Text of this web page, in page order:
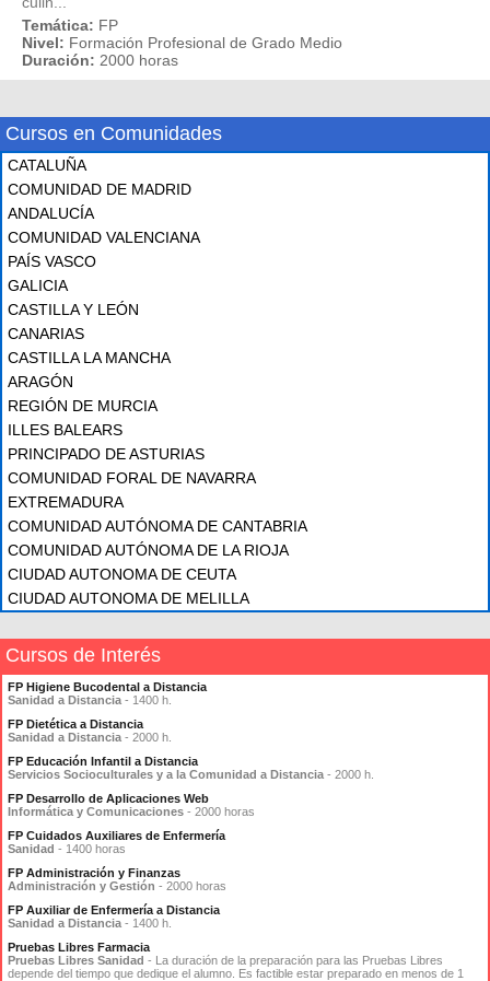
Temática: FP
Nivel: Formación Profesional de Grado Medio
Duración: 2000 horas
Cursos en Comunidades
CATALUÑA
COMUNIDAD DE MADRID
ANDALUCÍA
COMUNIDAD VALENCIANA
PAÍS VASCO
GALICIA
CASTILLA Y LEÓN
CANARIAS
CASTILLA LA MANCHA
ARAGÓN
REGIÓN DE MURCIA
ILLES BALEARS
PRINCIPADO DE ASTURIAS
COMUNIDAD FORAL DE NAVARRA
EXTREMADURA
COMUNIDAD AUTÓNOMA DE CANTABRIA
COMUNIDAD AUTÓNOMA DE LA RIOJA
CIUDAD AUTONOMA DE CEUTA
CIUDAD AUTONOMA DE MELILLA
Cursos de Interés
FP Higiene Bucodental a Distancia
Sanidad a Distancia - 1400 h.
FP Dietética a Distancia
Sanidad a Distancia - 2000 h.
FP Educación Infantil a Distancia
Servicios Socioculturales y a la Comunidad a Distancia - 2000 h.
FP Desarrollo de Aplicaciones Web
Informática y Comunicaciones - 2000 horas
FP Cuidados Auxiliares de Enfermería
Sanidad - 1400 horas
FP Administración y Finanzas
Administración y Gestión - 2000 horas
FP Auxiliar de Enfermería a Distancia
Sanidad a Distancia - 1400 h.
Pruebas Libres Farmacia
Pruebas Libres Sanidad - La duración de la preparación para las Pruebas Libres
depende del tiempo que dedique el alumno. Es factible estar preparado en menos de 1